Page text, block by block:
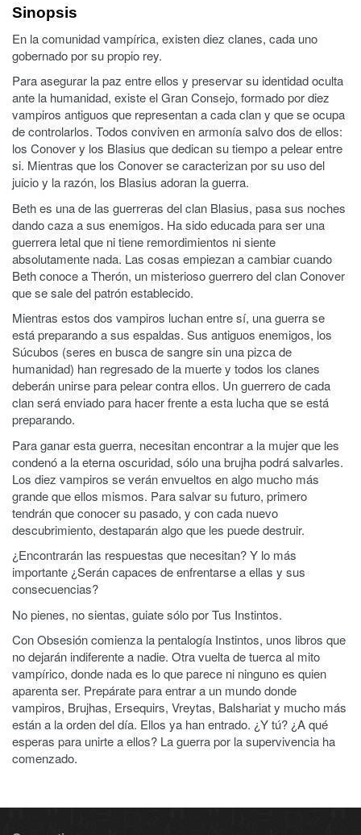
Sinopsis
En la comunidad vampírica, existen diez clanes, cada uno
gobernado por su propio rey.
Para asegurar la paz entre ellos y preservar su identidad oculta
ante la humanidad, existe el Gran Consejo, formado por diez
vampiros antiguos que representan a cada clan y que se ocupa
de controlarlos. Todos conviven en armonía salvo dos de ellos:
los Conover y los Blasius que dedican su tiempo a pelear entre
si. Mientras que los Conover se caracterizan por su uso del
juicio y la razón, los Blasius adoran la guerra.
Beth es una de las guerreras del clan Blasius, pasa sus noches
dando caza a sus enemigos. Ha sido educada para ser una
guerrera letal que ni tiene remordimientos ni siente
absolutamente nada. Las cosas empiezan a cambiar cuando
Beth conoce a Therón, un misterioso guerrero del clan Conover
que se sale del patrón establecido.
Mientras estos dos vampiros luchan entre sí, una guerra se
está preparando a sus espaldas. Sus antiguos enemigos, los
Súcubos (seres en busca de sangre sin una pizca de
humanidad) han regresado de la muerte y todos los clanes
deberán unirse para pelear contra ellos. Un guerrero de cada
clan será enviado para hacer frente a esta lucha que se está
preparando.
Para ganar esta guerra, necesitan encontrar a la mujer que les
condenó a la eterna oscuridad, sólo una brujha podrá salvarles.
Los diez vampiros se verán envueltos en algo mucho más
grande que ellos mismos. Para salvar su futuro, primero
tendrán que conocer su pasado, y con cada nuevo
descubrimiento, destaparán algo que les puede destruir.
¿Encontrarán las respuestas que necesitan? Y lo más
importante ¿Serán capaces de enfrentarse a ellas y sus
consecuencias?
No pienes, no sientas, guiate sólo por Tus Instintos.
Con Obsesión comienza la pentalogía Instintos, unos libros que
no dejarán indiferente a nadie. Otra vuelta de tuerca al mito
vampírico, donde nada es lo que parece ni ninguno es quien
aparenta ser. Prepárate para entrar a un mundo donde
vampiros, Brujhas, Ersequirs, Vreytas, Balshariat y mucho más
están a la orden del día. Ellos ya han entrado. ¿Y tú? ¿A qué
esperas para unirte a ellos? La guerra por la supervivencia ha
comenzado.